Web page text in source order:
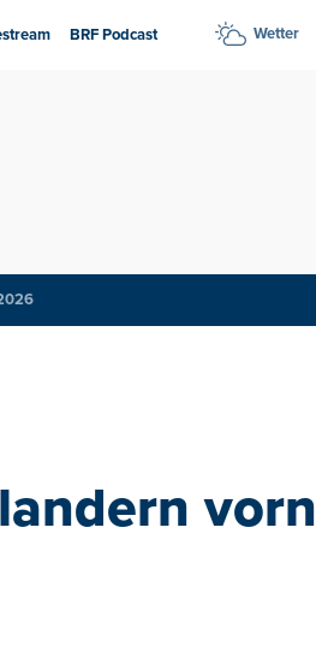
BRF Podcast Wetter